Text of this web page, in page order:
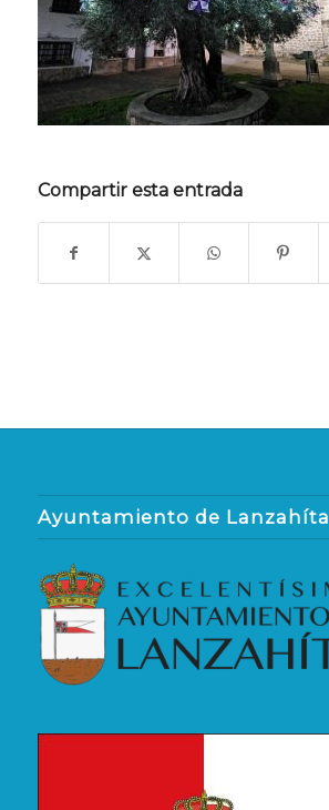
Compartir esta entrada
Ayuntamiento de Lanzahíta